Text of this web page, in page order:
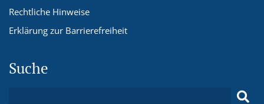
Rechtliche Hinweise
Erklärung zur Barrierefreiheit
Suche